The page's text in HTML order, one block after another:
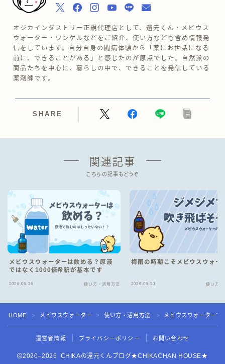
オジカインダストリー正規代理店として、還元くん・メビウス
ウォーター・ワンゲルなどをご紹介、使い方なども含め情報発
信をしています。自分自身の闘病体験から「薬にお世話になる
前に、できることがある」と感じたのが原点でした。自然派の
商品たちを中心に、暮らしの中で、できることを発信している
薬剤師です。
SHARE
関連記事
こちらの記事もどうぞ
メビウスウォーターは飲める？原液
ではなく1000倍希釈が基本です
2026.06.26 使い方・活用方法
梅雨の時期こそメビウスウォー
2026.05.30 使い方・
HOME ＞ メビウスウォーター ＞ 使い方・活用方法 ＞ メビウスウォーターで
運営者情報 プライバシーポリシー お問い合わせ
2020–2026 CHIKAの還元くんブログ★CHIKACHAN HOUSE★